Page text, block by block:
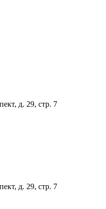
д. 29, стр. 7
д. 29, стр. 7